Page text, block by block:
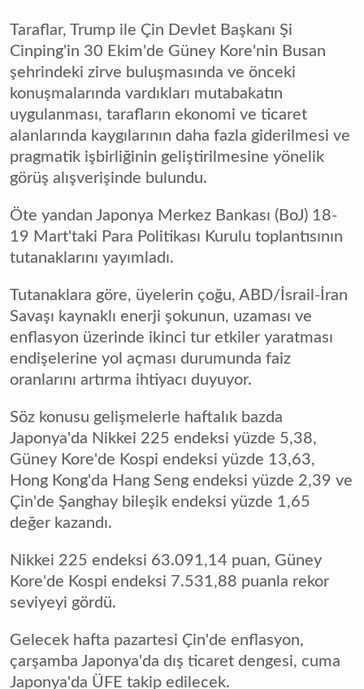
Taraflar, Trump ile Çin Devlet Başkanı Şi
Cinping'in 30 Ekim'de Güney Kore'nin Busan
şehrindeki zirve buluşmasında ve önceki
konuşmalarında vardıkları mutabakatın
uygulanması, tarafların ekonomi ve ticaret
alanlarında kaygılarının daha fazla giderilmesi ve
pragmatik işbirliğinin geliştirilmesine yönelik
görüş alışverişinde bulundu.
Öte yandan Japonya Merkez Bankası (BoJ) 18-
19 Mart'taki Para Politikası Kurulu toplantısının
tutanaklarını yayımladı.
Tutanaklara göre, üyelerin çoğu, ABD/İsrail-İran
Savaşı kaynaklı enerji şokunun, uzaması ve
enflasyon üzerinde ikinci tur etkiler yaratması
endişelerine yol açması durumunda faiz
oranlarını artırma ihtiyacı duyuyor.
Söz konusu gelişmelerle haftalık bazda
Japonya'da Nikkei 225 endeksi yüzde 5,38,
Güney Kore'de Kospi endeksi yüzde 13,63,
Hong Kong'da Hang Seng endeksi yüzde 2,39 ve
Çin'de Şanghay bileşik endeksi yüzde 1,65
değer kazandı.
Nikkei 225 endeksi 63.091,14 puan, Güney
Kore'de Kospi endeksi 7.531,88 puanla rekor
seviyeyi gördü.
Gelecek hafta pazartesi Çin'de enflasyon,
çarşamba Japonya'da dış ticaret dengesi, cuma
Japonya'da ÜFE takip edilecek.